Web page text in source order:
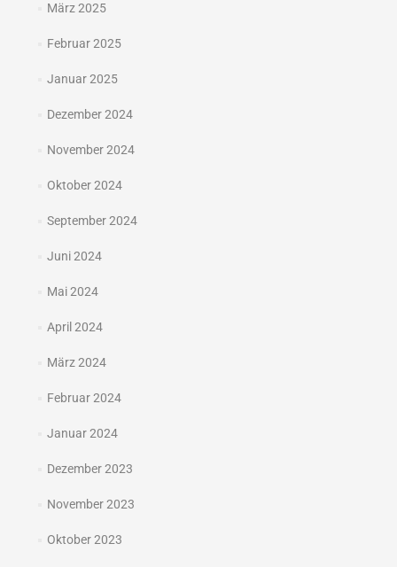
März 2025
Februar 2025
Januar 2025
Dezember 2024
November 2024
Oktober 2024
September 2024
Juni 2024
Mai 2024
April 2024
März 2024
Februar 2024
Januar 2024
Dezember 2023
November 2023
Oktober 2023